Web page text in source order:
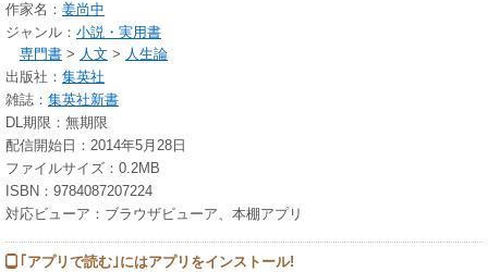
作家名： 姜尚中
ジャンル： 小説・実用書
専門書 > 人文 > 人生論
出版社： 集英社
雑誌： 集英社新書
DL期限：無期限
配信開始日：2014年5月28日
ファイルサイズ：0.2MB
ISBN：9784087207224
対応ビューア：ブラウザビューア、本棚アプリ
｢アプリで読む｣にはアプリをインストール!